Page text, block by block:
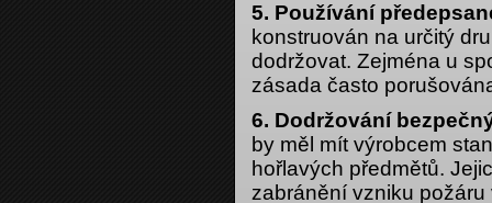
5. Používání
konstruován na určitý
dodržovat. Zejména u
zásada často
6. Dodržování
by měl mít výrobcem
hořlavých předmětů.
zabránění vzniku